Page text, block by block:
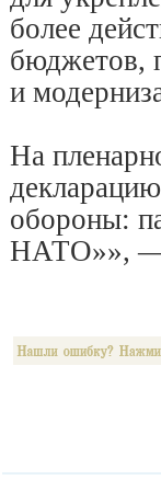
более
бюджетов,
и
На
обороны:
НАТО»», —